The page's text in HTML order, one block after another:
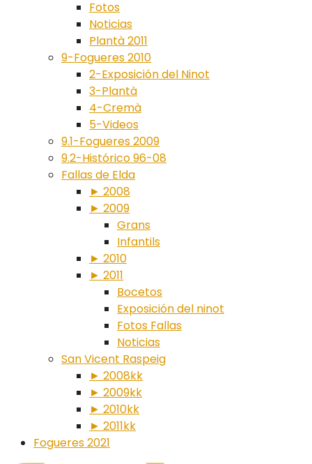
Fotos
Noticias
Plantà 2011
9-Fogueres 2010
2-Exposición del Ninot
3-Plantà
4-Cremà
5-Videos
9.1-Fogueres 2009
9.2-Histórico 96-08
Fallas de Elda
► 2008
► 2009
Grans
Infantils
► 2010
► 2011
Bocetos
Exposición del ninot
Fotos Fallas
Noticias
San Vicent Raspeig
► 2008kk
► 2009kk
► 2010kk
► 2011kk
Fogueres 2021